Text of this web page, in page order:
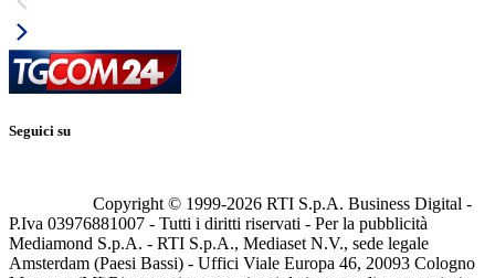
Seguici su
Copyright © 1999-2026 RTI S.p.A. Business Digital -
P.Iva 03976881007 - Tutti i diritti riservati - Per la pubblicità
Mediamond S.p.A. - RTI S.p.A., Mediaset N.V., sede legale
Amsterdam (Paesi Bassi) - Uffici Viale Europa 46, 20093 Cologno